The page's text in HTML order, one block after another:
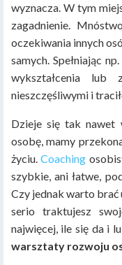
wyznacza. W tym
zagadnienie.
oczekiwania innych
samych. Spełniając
wykształcenia lub
nieszczęśliwymi i
Dzieje się tak nawet
osobę, mamy
życiu.Coaching
szybkie, ani łatwe,
Czy jednak warto brać
serio traktujesz
najwięcej, ile się da i
warsztaty rozwoju